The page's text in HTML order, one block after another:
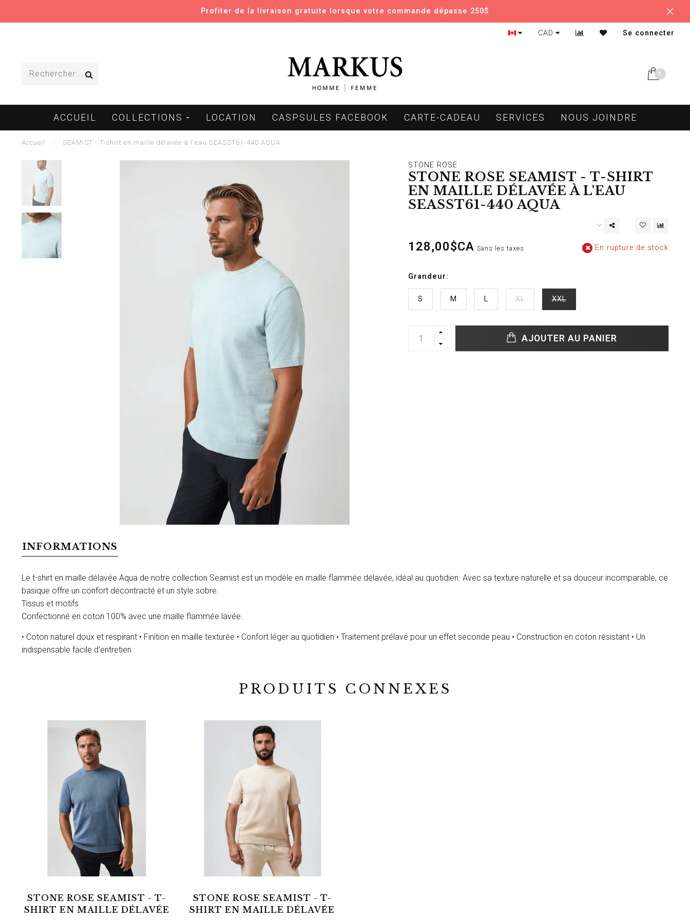
Profiter de la livraison gratuite lorsque votre commande dépasse 250$
CAD Se connecter
0
ACCUEIL COLLECTIONS LOCATION CASPSULES FACEBOOK CARTE-CADEAU SERVICES NOUS JOINDRE
Accueil SEAMIST - T-shirt en maille délavée à l'eau SEASST61-440 AQUA
STONE ROSE
STONE ROSE SEAMIST - T-SHIRT
EN MAILLE DÉLAVÉE À L'EAU
SEASST61-440 AQUA
128,00$CA Sans les taxes En rupture de stock
Grandeur:
S M L XL XXL
AJOUTER AU PANIER
INFORMATIONS
Le t-shirt en maille délavée Aqua de notre collection Seamist est un modèle en maille flammée délavée, idéal au quotidien. Avec sa texture naturelle et sa douceur incomparable, ce
basique offre un confort décontracté et un style sobre.
Tissus et motifs
Confectionné en coton 100% avec une maille flammée lavée.
• Coton naturel doux et respirant • Finition en maille texturée • Confort léger au quotidien • Traitement prélavé pour un effet seconde peau • Construction en coton résistant • Un
indispensable facile d'entretien
PRODUITS CONNEXES
STONE ROSE SEAMIST - T-
SHIRT EN MAILLE DÉLAVÉE
STONE ROSE SEAMIST - T-
SHIRT EN MAILLE DÉLAVÉE